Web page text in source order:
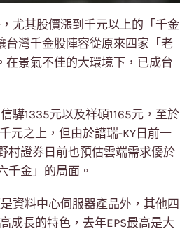
尤其股價漲到千元以上的「千金
台灣千金股陣容從原來四家「老
在景氣不佳的大環境下，已成台
驊1335元以及祥碩1165元，至於
元之上，但由於譜瑞-KY日前一
村證券日前也預估雲端需求優於
千金」的局面。
資料中心伺服器產品外，其他四
成長的特色，去年EPS最高是大